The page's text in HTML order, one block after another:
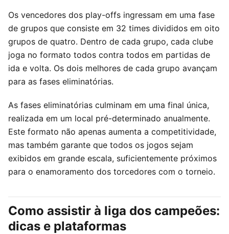
Os vencedores dos play-offs ingressam em uma fase
de grupos que consiste em 32 times divididos em oito
grupos de quatro. Dentro de cada grupo, cada clube
joga no formato todos contra todos em partidas de
ida e volta. Os dois melhores de cada grupo avançam
para as fases eliminatórias.
As fases eliminatórias culminam em uma final única,
realizada em um local pré-determinado anualmente.
Este formato não apenas aumenta a competitividade,
mas também garante que todos os jogos sejam
exibidos em grande escala, suficientemente próximos
para o enamoramento dos torcedores com o torneio.
Como assistir à liga dos campeões:
dicas e plataformas